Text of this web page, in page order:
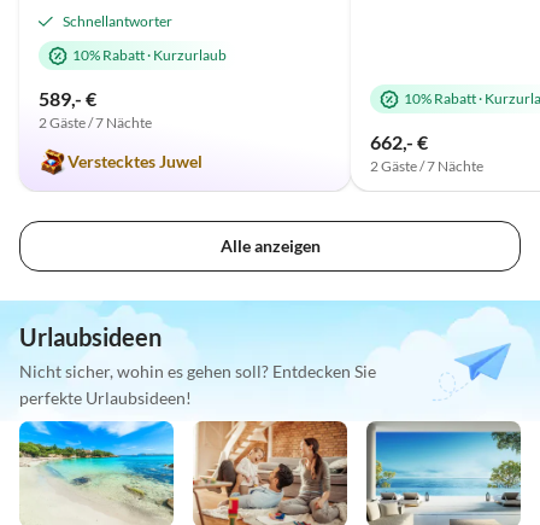
Schnellantworter
10% Rabatt· Kurzurlaub
589,- €
2 Gäste / 7 Nächte
Verstecktes Juwel
10% Rabatt·
662,- €
2 Gäste / 7 Nächte
Alle anzeigen
Urlaubsideen
Nicht sicher, wohin es gehen soll? Entdecken Sie
perfekte Urlaubsideen!